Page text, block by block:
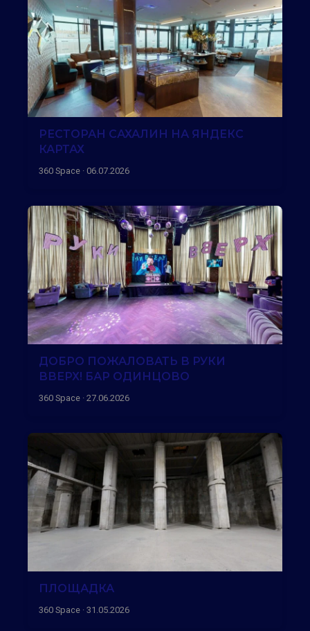
РЕСТОРАН САХАЛИН НА ЯНДЕКС
КАРТАХ
360 Space · 06.07.2026
ДОБРО ПОЖАЛОВАТЬ В РУКИ
ВВЕРХ! БАР ОДИНЦОВО
360 Space · 27.06.2026
ПЛОЩАДКА
360 Space · 31.05.2026